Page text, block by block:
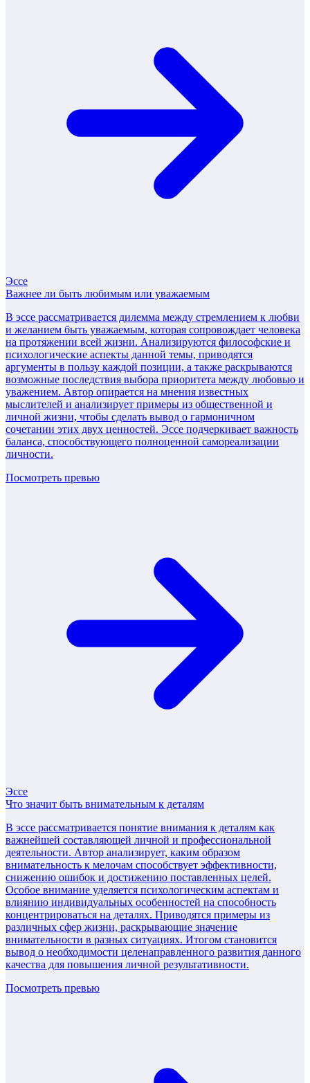
Эссе
Важнее ли быть любимым или уважаемым
В эссе рассматривается дилемма между стремлением к любви
и желанием быть уважаемым, которая сопровождает человека
на протяжении всей жизни. Анализируются философские и
психологические аспекты данной темы, приводятся
аргументы в пользу каждой позиции, а также раскрываются
возможные последствия выбора приоритета между любовью и
уважением. Автор опирается на мнения известных
мыслителей и анализирует примеры из общественной и
личной жизни, чтобы сделать вывод о гармоничном
сочетании этих двух ценностей. Эссе подчеркивает важность
баланса, способствующего полноценной самореализации
личности.
Посмотреть превью
Эссе
Что значит быть внимательным к деталям
В эссе рассматривается понятие внимания к деталям как
важнейшей составляющей личной и профессиональной
деятельности. Автор анализирует, каким образом
внимательность к мелочам способствует эффективности,
снижению ошибок и достижению поставленных целей.
Особое внимание уделяется психологическим аспектам и
влиянию индивидуальных особенностей на способность
концентрироваться на деталях. Приводятся примеры из
различных сфер жизни, раскрывающие значение
внимательности в разных ситуациях. Итогом становится
вывод о необходимости целенаправленного развития данного
качества для повышения личной результативности.
Посмотреть превью